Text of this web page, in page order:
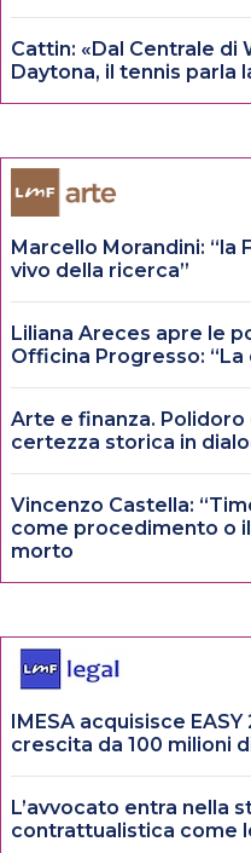
Cattin: «Dal Centrale di
Daytona, il tennis parla
Marcello Morandini: “la
vivo della ricerca”
Liliana Areces apre le
Officina Progresso:
Arte e finanza. Polidoro
certezza storica in
Vincenzo Castella:
come procedimento o
morto
IMESA acquisisce
crescita da 100 milioni
L’avvocato entra nella
contrattualistica come